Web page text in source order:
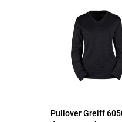
Pullover Greiff